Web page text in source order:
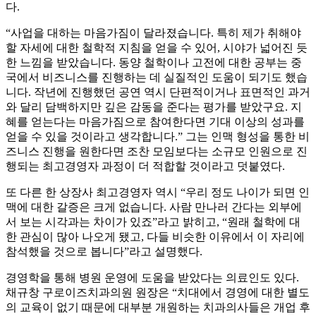
다.
“사업을 대하는 마음가짐이 달라졌습니다. 특히 제가 취해야
할 자세에 대한 철학적 지침을 얻을 수 있어, 시야가 넓어진 듯
한 느낌을 받았습니다. 동양 철학이나 고전에 대한 공부는 중
국에서 비즈니스를 진행하는 데 실질적인 도움이 되기도 했습
니다. 작년에 진행했던 공연 역시 단편적이거나 표면적인 과거
와 달리 담백하지만 깊은 감동을 준다는 평가를 받았구요. 지
혜를 얻는다는 마음가짐으로 참여한다면 기대 이상의 성과를
얻을 수 있을 것이라고 생각합니다.” 그는 인맥 형성을 통한 비
즈니스 진행을 원한다면 조찬 모임보다는 소규모 인원으로 진
행되는 최고경영자 과정이 더 적합할 것이라고 덧붙였다.
또 다른 한 상장사 최고경영자 역시 “우리 정도 나이가 되면 인
맥에 대한 갈증은 크게 없습니다. 사람 만나러 간다는 외부에
서 보는 시각과는 차이가 있죠”라고 밝히고, “원래 철학에 대
한 관심이 많아 나오게 됐고, 다들 비슷한 이유에서 이 자리에
참석했을 것으로 봅니다”라고 설명했다.
경영학을 통해 병원 운영에 도움을 받았다는 의료인도 있다.
채규창 구로이즈치과의원 원장은 “치대에서 경영에 대한 별도
의 교육이 없기 때문에 대부분 개원하는 치과의사들은 개업 후